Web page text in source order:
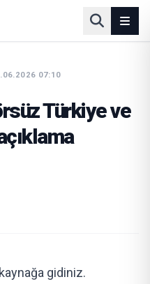
07:10
Türkiye ve
gidiniz.